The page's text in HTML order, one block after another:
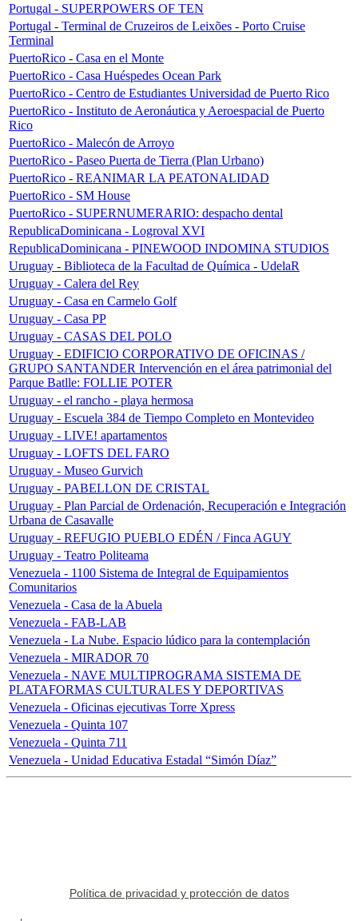
Portugal - SUPERPOWERS OF TEN
Portugal - Terminal de Cruzeiros de Leixões - Porto Cruise
Terminal
PuertoRico - Casa en el Monte
PuertoRico - Casa Huéspedes Ocean Park
PuertoRico - Centro de Estudiantes Universidad de Puerto Rico
PuertoRico - Instituto de Aeronáutica y Aeroespacial de Puerto
Rico
PuertoRico - Malecón de Arroyo
PuertoRico - Paseo Puerta de Tierra (Plan Urbano)
PuertoRico - REANIMAR LA PEATONALIDAD
PuertoRico - SM House
PuertoRico - SUPERNUMERARIO: despacho dental
RepublicaDominicana - Logroval XVI
RepublicaDominicana - PINEWOOD INDOMINA STUDIOS
Uruguay - Biblioteca de la Facultad de Química - UdelaR
Uruguay - Calera del Rey
Uruguay - Casa en Carmelo Golf
Uruguay - Casa PP
Uruguay - CASAS DEL POLO
Uruguay - EDIFICIO CORPORATIVO DE OFICINAS /
GRUPO SANTANDER Intervención en el área patrimonial del
Parque Batlle: FOLLIE POTER
Uruguay - el rancho - playa hermosa
Uruguay - Escuela 384 de Tiempo Completo en Montevideo
Uruguay - LIVE! apartamentos
Uruguay - LOFTS DEL FARO
Uruguay - Museo Gurvich
Uruguay - PABELLON DE CRISTAL
Uruguay - Plan Parcial de Ordenación, Recuperación e Integración
Urbana de Casavalle
Uruguay - REFUGIO PUEBLO EDÉN / Finca AGUY
Uruguay - Teatro Politeama
Venezuela - 1100 Sistema de Integral de Equipamientos
Comunitarios
Venezuela - Casa de la Abuela
Venezuela - FAB-LAB
Venezuela - La Nube. Espacio lúdico para la contemplación
Venezuela - MIRADOR 70
Venezuela - NAVE MULTIPROGRAMA SISTEMA DE
PLATAFORMAS CULTURALES Y DEPORTIVAS
Venezuela - Oficinas ejecutivas Torre Xpress
Venezuela - Quinta 107
Venezuela - Quinta 711
Venezuela - Unidad Educativa Estadal “Simón Díaz”
Política de privacidad y protección de datos